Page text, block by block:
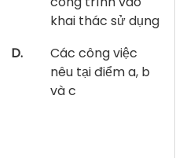
khai thác sử dụng
D.
Các công việc
nêu tại điểm a, b
và c